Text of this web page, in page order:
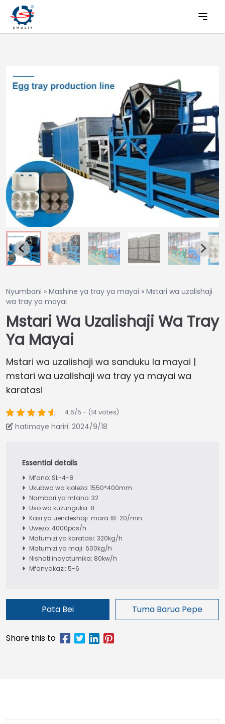
Nyumbani » Mashine ya tray ya mayai » Mstari wa uzalishaji
wa tray ya mayai
Mstari Wa Uzalishaji Wa Tray
Ya Mayai
Mstari wa uzalishaji wa sanduku la mayai |
mstari wa uzalishaji wa tray ya mayai wa
karatasi
4.6/5 - (14 votes)
hatimaye hariri: 2024/9/18
Mfano: SL-4-8
Ukubwa wa kiolezo: 1550*400mm
Nambari ya mfano: 32
Uso wa kuzunguka: 8
Kasi ya uendeshaji: mara 18-20/min
Uwezo: 4000pcs/h
Matumizi ya karatasi: 320kg/h
Matumizi ya maji: 600kg/h
Nishati inayotumika: 80kw/h
Mfanyakazi: 5-6
Pata Bei Tuma Barua Pepe